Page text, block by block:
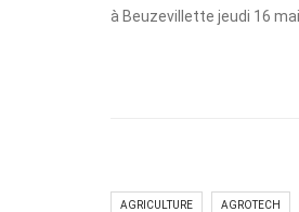
à Beuzevillette jeudi 16 mai.
AGRICULTURE AGROTECH